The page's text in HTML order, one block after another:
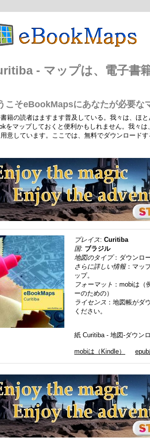
- マップは、電子書
こそeBookMapsにあなたが必要な
籍の読者はますます普及している。我々は、ほ
をマップしておくと便利かもしれません。我々
意しています。ここでは、無料でダウンロードす
プレイス: Curitiba
国: ブラジル
地図のタイプ：ダウンロ
さらに詳しい情報：マッ
ップ。
フォーマット ：mobiは
ーのための）
ライセンス ：地図帳がダ
ください。
紙 Curitiba - 地図-ダウン
mobiは（Kindle）